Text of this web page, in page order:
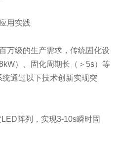
用实践
万级的生产需求，传统固化设
）、固化周期长（＞5s）等
通过以下技术创新实现突
阵列，实现3-10s瞬时固